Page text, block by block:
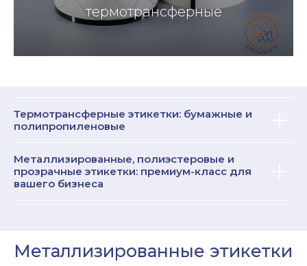
термотрансферные
Термотрансферные этикетки: бумажные и
полипропиленовые
Металлизированные, полиэстеровые и
прозрачные этикетки: премиум-класс для
вашего бизнеса
этикетки